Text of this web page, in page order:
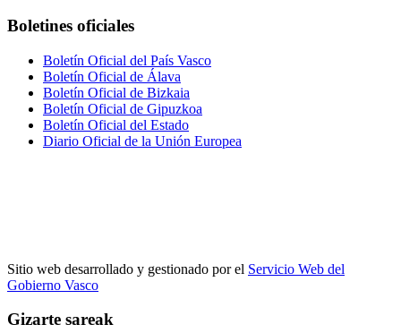
Boletines oficiales
Boletín Oficial del País Vasco
Boletín Oficial de Álava
Boletín Oficial de Bizkaia
Boletín Oficial de Gipuzkoa
Boletín Oficial del Estado
Diario Oficial de la Unión Europea
Sitio web desarrollado y gestionado por el Servicio Web del
Gobierno Vasco
Gizarte sareak